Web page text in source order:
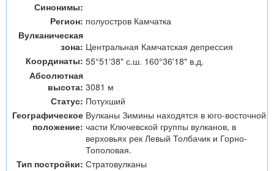
Синонимы:
Регион: полуостров Камчатка
Вулканическая
зона: Центральная Камчатская депрессия
Координаты: 55°51'38" с.ш. 160°36'18" в.д.
Абсолютная
высота: 3081 м
Статус: Потухший
Географическое
положение:
Вулканы Зимины находятся в юго-восточной
части Ключевской группы вулканов, в
верховьях рек Левый Толбачик и Горно-
Тополовая.
Тип постройки: Стратовулканы